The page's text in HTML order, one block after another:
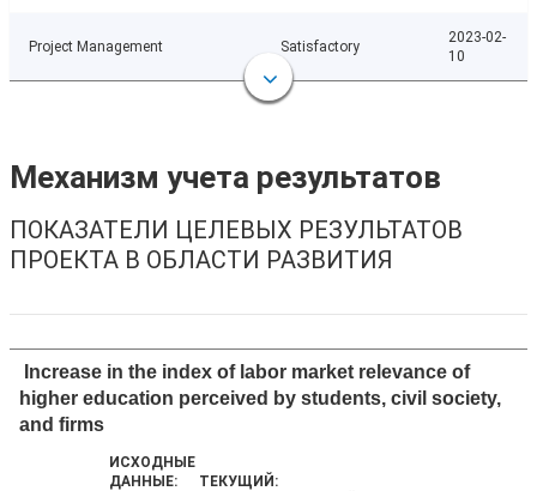
Project Management Satisfactory
2023-02-
10
Механизм учета результатов
ПОКАЗАТЕЛИ ЦЕЛЕВЫХ РЕЗУЛЬТАТОВ
ПРОЕКТА В ОБЛАСТИ РАЗВИТИЯ
Increase in the index of labor market relevance of
higher education perceived by students, civil society,
and firms